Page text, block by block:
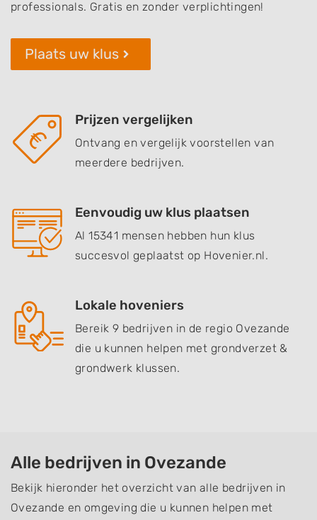
professionals. Gratis en zonder verplichtingen!
Plaats uw klus
Prijzen vergelijken
Ontvang en vergelijk voorstellen van
meerdere bedrijven.
Eenvoudig uw klus plaatsen
Al 15341 mensen hebben hun klus
succesvol geplaatst op Hovenier.nl.
Lokale hoveniers
Bereik 9 bedrijven in de regio Ovezande
die u kunnen helpen met grondverzet &
grondwerk klussen.
Alle bedrijven in Ovezande
Bekijk hieronder het overzicht van alle bedrijven in
Ovezande en omgeving die u kunnen helpen met